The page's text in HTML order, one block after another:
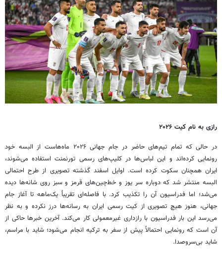
رازی به نام کیت ۲۰۲۶
در حالی که تمام تیم‌های حاضر در جام جهانی ۲۰۲۶ ماه‌هاست از البسه خود
رونمایی کرده‌اند و این لباس‌ها در کلیپ‌های رسمی تورنمنت استفاده می‌شوند،
ایران همچنان سکوت کرده است. اوایل اسفند گذشته تصویری از طرح احتمالی
البسه منتشر شد که دوباره سر یوز و خط‌چین‌های قرمز و سبز روی شانه‌ها دیده
می‌شد؛ اما فدراسیون آن را تکذیب کرد. با فاصله‌ای تقریباً یک‌ماهه تا آغاز جام
جهانی، هنوز هیچ تصویری از کیت رسمی ایران به رسانه‌ها درز نکرده و به نظر
می‌رسد این بار فدراسیون با رازداری غیرمعمولی کار می‌کند. آخرین خبرها حاکی از
آن است که رونمایی احتمالاً پیش از سفر به ترکیه انجام می‌شود؛ شاید با مراسم،
شاید بی‌سروصدا.